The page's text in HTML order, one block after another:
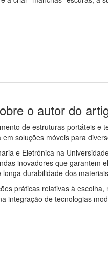
o autor do
de estruturas portáteis e
soluções móveis para
e Eletrónica na
inovadores que garantem
longa durabilidade dos
práticas relativas à
integração de tecnologias